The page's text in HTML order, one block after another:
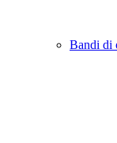
Bandi di